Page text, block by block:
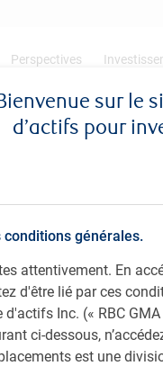
Perspectives
sur le
d’actifs pour
générales.
attentivement. En
d'être lié par ces
Inc. (« RBC
ci-dessous,
est une
de marchés émergents
du capital à long
privilégie la qualité et
d’une analyse
thèmes de longue